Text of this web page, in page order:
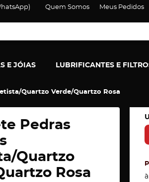
Quem Somos Meus Pedidos
E JÓIAS LUBRIFICANTES E
Quartzo Verde/Quartzo Rosa
Pedras
Quartzo
Rosa